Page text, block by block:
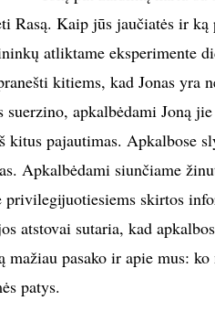
Rasą. Kaip jūs jaučiatės ir ką
atliktame eksperimente
kitiems, kad Jonas yra
apkalbėdami Joną
kitus pajautimas. Apkalbose
Apkalbėdami siunčiame
privilegijuotiesiems skirtos
atstovai sutaria, kad
pasako ir apie mus:
patys.